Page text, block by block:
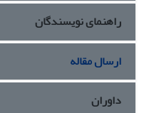
راهنمای نویسندگان
ارسال مقاله
داوران